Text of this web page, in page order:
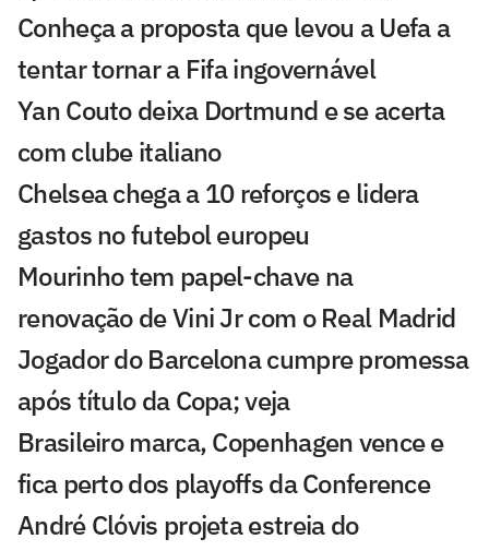
Conheça a proposta que levou a Uefa a
tentar tornar a Fifa ingovernável
Yan Couto deixa Dortmund e se acerta
com clube italiano
Chelsea chega a 10 reforços e lidera
gastos no futebol europeu
Mourinho tem papel-chave na
renovação de Vini Jr com o Real Madrid
Jogador do Barcelona cumpre promessa
após título da Copa; veja
Brasileiro marca, Copenhagen vence e
fica perto dos playoffs da Conference
André Clóvis projeta estreia do